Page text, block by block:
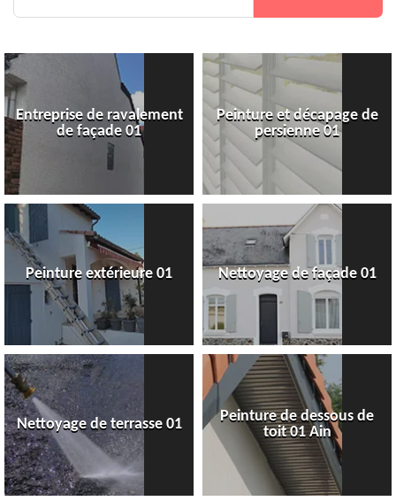
Entreprise de ravalement
de façade 01
Peinture et décapage de
persienne 01
Peinture extérieure 01 Nettoyage de façade 01
Nettoyage de terrasse 01
Peinture de dessous de
toit 01 Ain